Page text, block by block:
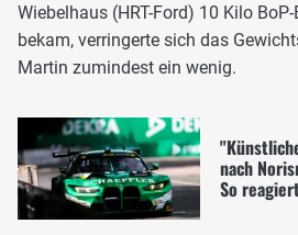
Wiebelhaus (HRT-Ford) 10 Kilo
bekam, verringerte sich das
Martin zumindest ein wenig.
nach
So